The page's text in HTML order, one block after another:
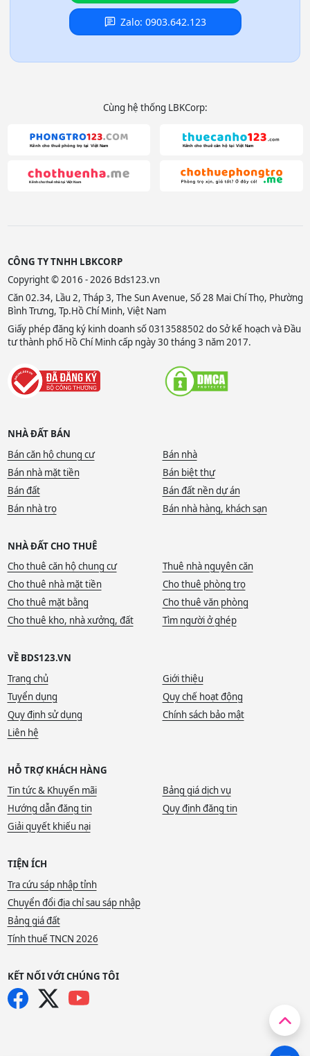
Zalo: 0903.642.123
Cùng hệ thống LBKCorp:
CÔNG TY TNHH LBKCORP
Copyright © 2016 - 2026 Bds123.vn
Căn 02.34, Lầu 2, Tháp 3, The Sun Avenue, Số 28 Mai Chí Thọ, Phường
Bình Trưng, Tp.Hồ Chí Minh, Việt Nam
Giấy phép đăng ký kinh doanh số 0313588502 do Sở kế hoạch và Đầu
tư thành phố Hồ Chí Minh cấp ngày 30 tháng 3 năm 2017.
NHÀ ĐẤT BÁN
Bán căn hộ chung cư
Bán nhà
Bán nhà mặt tiền
Bán biệt thự
Bán đất
Bán đất nền dự án
Bán nhà trọ
Bán nhà hàng, khách sạn
NHÀ ĐẤT CHO THUÊ
Cho thuê căn hộ chung cư
Thuê nhà nguyên căn
Cho thuê nhà mặt tiền
Cho thuê phòng trọ
Cho thuê mặt bằng
Cho thuê văn phòng
Cho thuê kho, nhà xưởng, đất
Tìm người ở ghép
VỀ BDS123.VN
Trang chủ
Giới thiệu
Tuyển dụng
Quy chế hoạt động
Quy định sử dụng
Chính sách bảo mật
Liên hệ
HỖ TRỢ KHÁCH HÀNG
Tin tức & Khuyến mãi
Bảng giá dịch vụ
Hướng dẫn đăng tin
Quy định đăng tin
Giải quyết khiếu nại
TIỆN ÍCH
Tra cứu sáp nhập tỉnh
Chuyển đổi địa chỉ sau sáp nhập
Bảng giá đất
Tính thuế TNCN 2026
KẾT NỐI VỚI CHÚNG TÔI